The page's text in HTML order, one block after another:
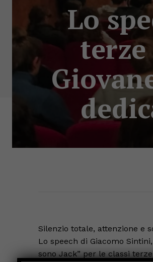
Lo
Silenzio totale, attenzione e
Lo speech di Giacomo
sono Jack” per le classi